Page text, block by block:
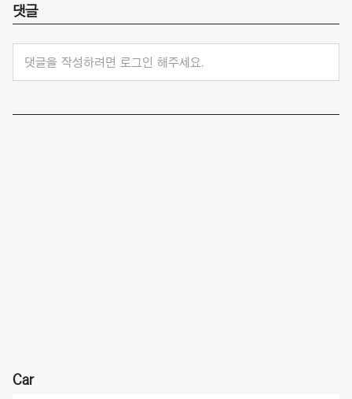
댓글
댓글을 작성하려면 로그인 해주세요.
Car